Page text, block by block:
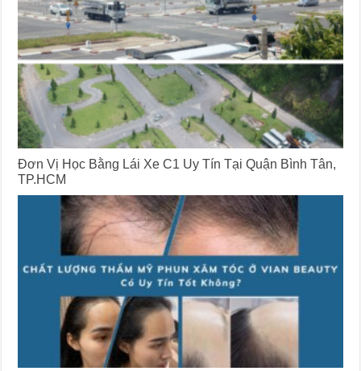
Đơn Vị Học Bằng Lái Xe C1 Uy Tín Tại Quận Bình Tân,
TP.HCM